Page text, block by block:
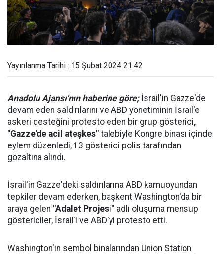
Yayınlanma Tarihi : 15 Şubat 2024 21:42
Anadolu Ajansı'nın haberine göre;İsrail'in Gazze'de
devam eden saldırılarını ve ABD yönetiminin İsrail'e
askeri desteğini protesto eden bir grup gösterici,
"Gazze'de acil ateşkes" talebiyle Kongre binası içinde
eylem düzenledi, 13 gösterici polis tarafından
gözaltına alındı.
İsrail'in Gazze'deki saldırılarına ABD kamuoyundan
tepkiler devam ederken, başkent Washington'da bir
araya gelen "Adalet Projesi" adlı oluşuma mensup
göstericiler, İsrail'i ve ABD'yi protesto etti.
Washington'ın sembol binalarından Union Station